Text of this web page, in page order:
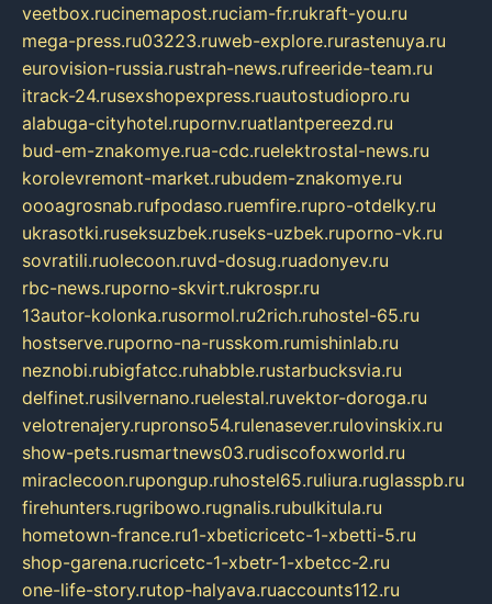
veetbox.rucinemapost.ruciam-fr.rukraft-you.ru
mega-press.ru03223.ruweb-explore.rurastenuya.ru
eurovision-russia.rustrah-news.rufreeride-team.ru
itrack-24.rusexshopexpress.ruautostudiopro.ru
alabuga-cityhotel.rupornv.ruatlantpereezd.ru
bud-em-znakomye.rua-cdc.ruelektrostal-news.ru
korolevremont-market.rubudem-znakomye.ru
oooagrosnab.rufpodaso.ruemfire.rupro-otdelky.ru
ukrasotki.ruseksuzbek.ruseks-uzbek.ruporno-vk.ru
sovratili.ruolecoon.ruvd-dosug.ruadonyev.ru
rbc-news.ruporno-skvirt.rukrospr.ru
13autor-kolonka.rusormol.ru2rich.ruhostel-65.ru
hostserve.ruporno-na-russkom.rumishinlab.ru
neznobi.rubigfatcc.ruhabble.rustarbucksvia.ru
delfinet.rusilvernano.ruelestal.ruvektor-doroga.ru
velotrenajery.rupronso54.rulenasever.rulovinskix.ru
show-pets.rusmartnews03.rudiscofoxworld.ru
miraclecoon.rupongup.ruhostel65.ruliura.ruglasspb.ru
firehunters.rugribowo.rugnalis.rubulkitula.ru
hometown-france.ru1-xbeticricetc-1-xbetti-5.ru
shop-garena.rucricetc-1-xbetr-1-xbetcc-2.ru
one-life-story.rutop-halyava.ruaccounts112.ru